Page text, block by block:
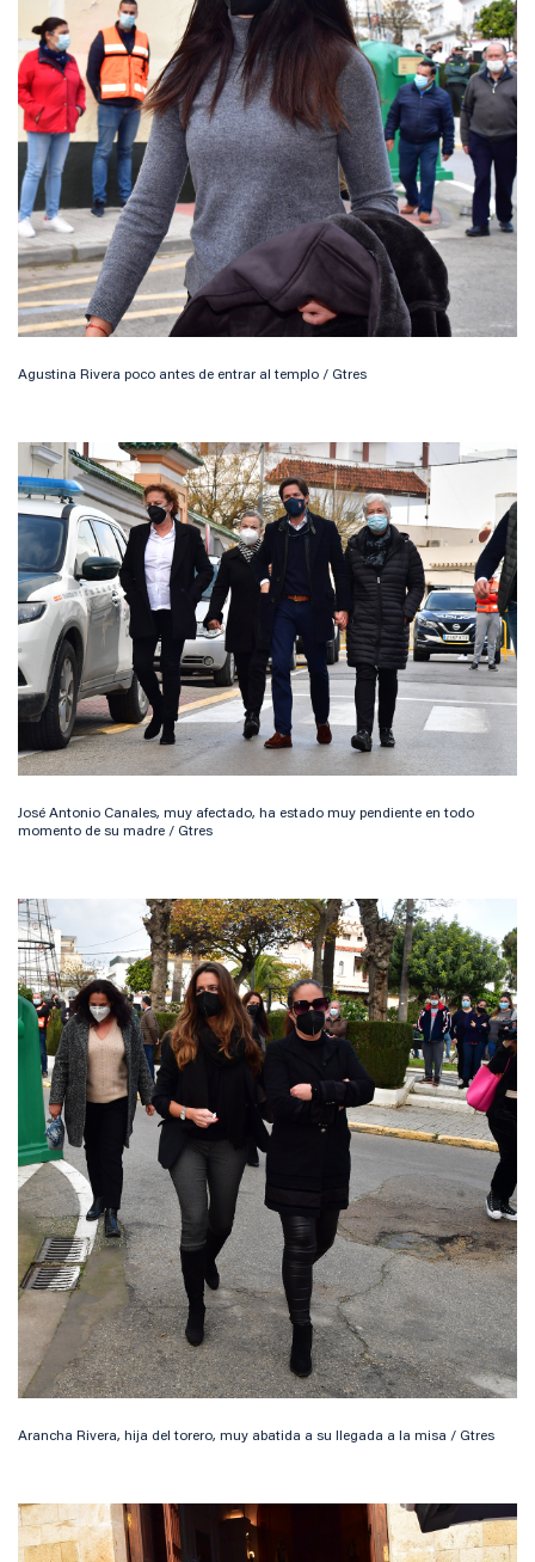
Agustina Rivera poco antes de entrar al templo / Gtres
José Antonio Canales, muy afectado, ha estado muy pendiente en todo
momento de su madre / Gtres
Arancha Rivera, hija del torero, muy abatida a su llegada a la misa / Gtres